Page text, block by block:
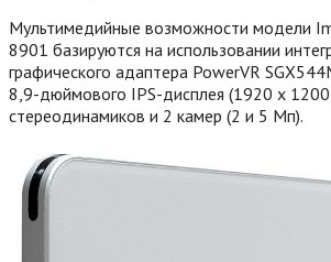
Мультимедийные возможности модели
8901 базируются на использовании
графического адаптера PowerVR
8,9-дюймового IPS-дисплея (1920 x
стереодинамиков и 2 камер (2 и 5 Мп).